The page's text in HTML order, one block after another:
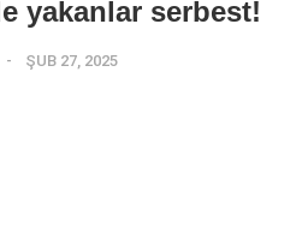
yakanlar serbest!
ŞUB 27, 2025